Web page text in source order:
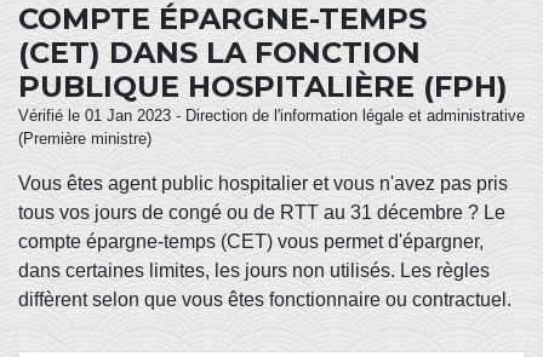
COMPTE ÉPARGNE-TEMPS
(CET) DANS LA FONCTION
PUBLIQUE HOSPITALIÈRE (FPH)
Vérifié le 01 Jan 2023 - Direction de l'information légale et administrative
(Première ministre)
Vous êtes agent public hospitalier et vous n'avez pas pris
tous vos jours de congé ou de RTT au 31 décembre ? Le
compte épargne-temps (CET) vous permet d'épargner,
dans certaines limites, les jours non utilisés. Les règles
diffèrent selon que vous êtes fonctionnaire ou contractuel.